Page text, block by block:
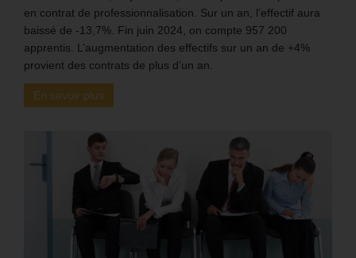
en contrat de professionnalisation. Sur un an, l’effectif aura
baissé de -13,7%. Fin juin 2024, on compte 957 200
apprentis. L’augmentation des effectifs sur un an de +4%
provient des contrats de plus d’un an.
En savoir plus